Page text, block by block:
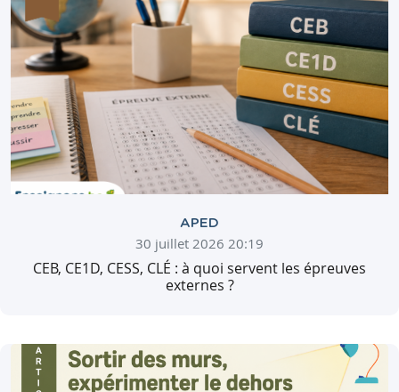
APED
30 juillet 2026 20:19
CEB, CE1D, CESS, CLÉ : à quoi servent les épreuves
externes ?